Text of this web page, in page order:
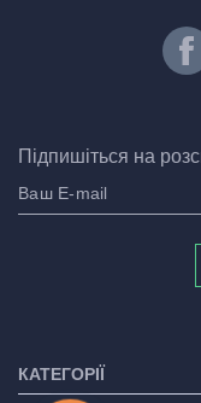
Підпишіться на
КАТЕГОРІЇ